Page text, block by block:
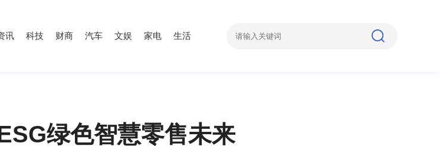
讯 科技 财商 汽车 文娱 家电 生活
绿色智慧零售未来